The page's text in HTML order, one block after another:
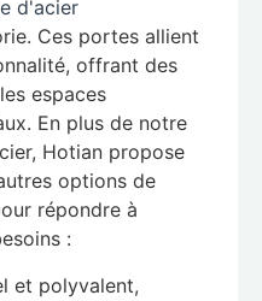
d'acier
Ces portes allient
offrant des
espaces
En plus de notre
Hotian propose
options de
répondre à
:
et polyvalent,